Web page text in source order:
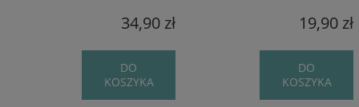
34,90 zł
DO
KOSZYKA
19,90 zł
DO
KOSZYKA